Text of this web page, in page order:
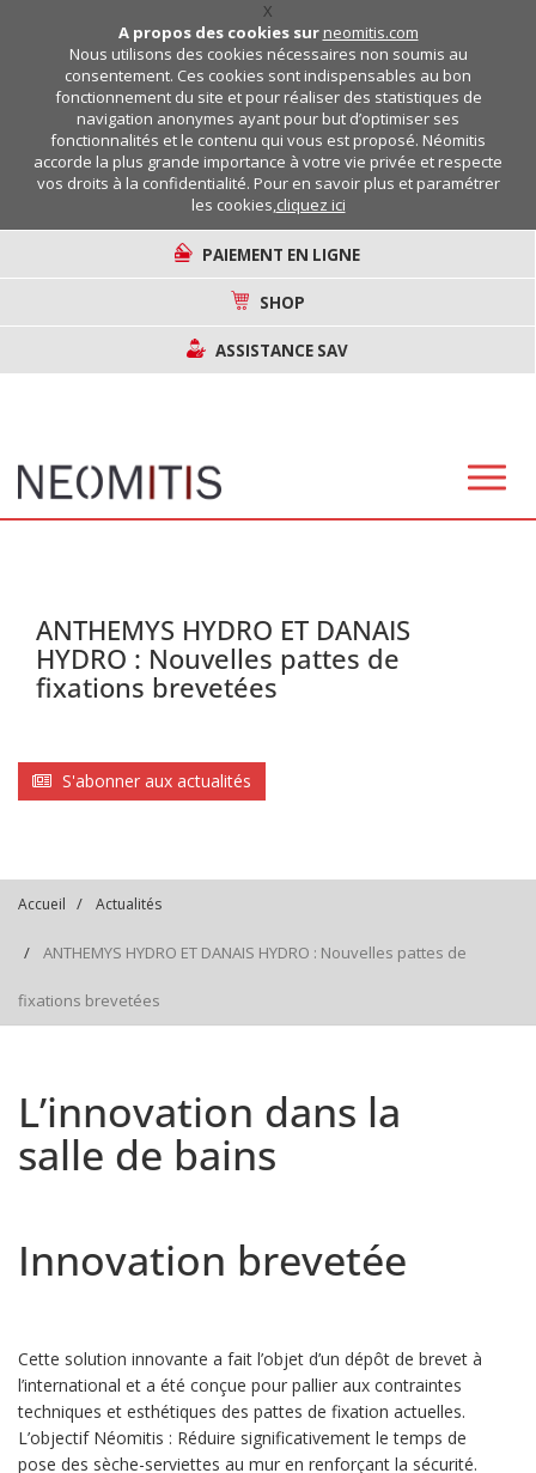
X
A propos des cookies sur neomitis.com
Nous utilisons des cookies nécessaires non soumis au
consentement. Ces cookies sont indispensables au bon
fonctionnement du site et pour réaliser des statistiques de
navigation anonymes ayant pour but d’optimiser ses
fonctionnalités et le contenu qui vous est proposé. Néomitis
accorde la plus grande importance à votre vie privée et respecte
vos droits à la confidentialité. Pour en savoir plus et paramétrer
les cookies,cliquez ici
PAIEMENT EN LIGNE
SHOP
ASSISTANCE SAV
ANTHEMYS HYDRO ET DANAIS
HYDRO : Nouvelles pattes de
fixations brevetées
S'abonner aux actualités
Accueil Actualités
ANTHEMYS HYDRO ET DANAIS HYDRO : Nouvelles pattes de
fixations brevetées
L’innovation dans la
salle de bains
Innovation brevetée
Cette solution innovante a fait l’objet d’un dépôt de brevet à
l’international et a été conçue pour pallier aux contraintes
techniques et esthétiques des pattes de fixation actuelles.
L’objectif Néomitis : Réduire significativement le temps de
pose des sèche-serviettes au mur en renforçant la sécurité.